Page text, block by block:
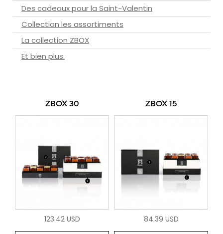
Des cadeaux pour la Saint-Valentin
Collection les assortiments
La collection ZBOX
Et bien plus.
ZBOX 30
123.42 USD
ZBOX 15
84.39 USD